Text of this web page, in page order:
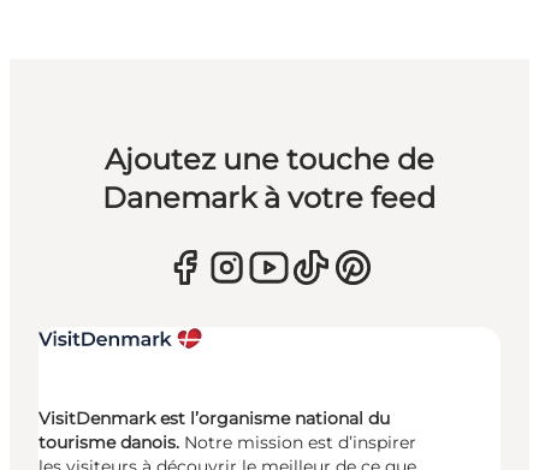
Ajoutez une touche de
Danemark à votre feed
VisitDenmark est l’organisme national du
tourisme danois. Notre mission est d’inspirer